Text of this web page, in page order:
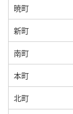
暁町
新町
南町
本町
北町